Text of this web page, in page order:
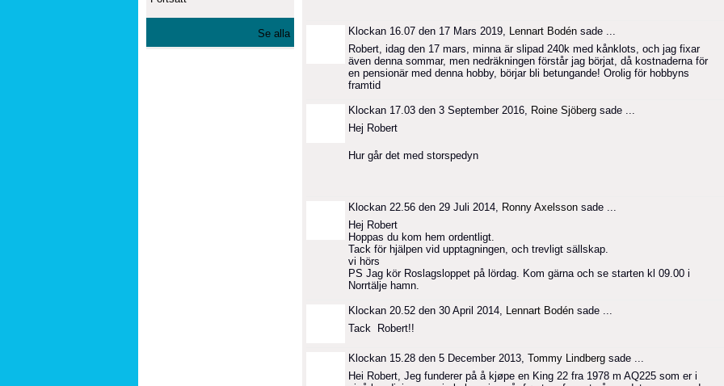
Se alla Klockan 16.07 den 17 Mars 2019, Lennart Bodén sade ...
Robert, idag den 17 mars, minna är slipad 240k med kånklots, och jag fixar
även denna sommar, men nedräkningen förstår jag börjat, då kostnaderna för
en pensionär med denna hobby, börjar bli betungande! Orolig för hobbyns
framtid
Klockan 17.03 den 3 September 2016, Roine Sjöberg sade ...
Hej Robert
Hur går det med storspedyn
Klockan 22.56 den 29 Juli 2014, Ronny Axelsson sade ...
Hej Robert
Hoppas du kom hem ordentligt.
Tack för hjälpen vid upptagningen, och trevligt sällskap.
vi hörs
PS Jag kör Roslagsloppet på lördag. Kom gärna och se starten kl 09.00 i
Norrtälje hamn.
Klockan 20.52 den 30 April 2014, Lennart Bodén sade ...
Tack Robert!!
Klockan 15.28 den 5 December 2013, Tommy Lindberg sade ...
Hei Robert, Jeg funderer på å kjøpe en King 22 fra 1978 m AQ225 som er i